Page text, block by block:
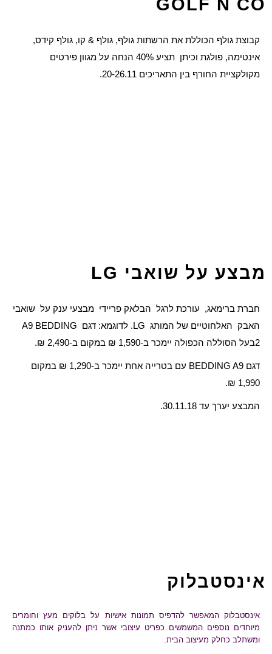
GOLF N CO
קבוצת גולף הכוללת את הרשתות גולף, גולף & קו, גולף קידס,
אינטימה, פולגת וכיתן תציע 40% הנחה על מגוון פירטים
מקולקציית החורף בין התאריכים 20-26.11.
מבצע על שואבי LG
חברת ברימאג, עורכת לרגל הבלאק פריידי מבצעי ענק על שואבי
האבק האלחוטיים של המותג LG. לדוגמא: דגם A9 BEDDING
2בעל הסוללה הכפולה יימכר ב-1,590 ₪ במקום ב-2,490 ₪.
דגם BEDDING A9 עם בטרייה אחת יימכר ב-1,290 ₪ במקום
1,990 ₪.
המבצע יערך עד 30.11.18.
אינסטבלוק
אינסטבלוק המאפשר להדפיס תמונות אישיות על בלוקים מעץ וחומרים
מיוחדים נוספים המשמשים כפריט עיצובי אשר ניתן להעניק אותו כמתנה
ומשתלב כחלק מעיצוב הבית.